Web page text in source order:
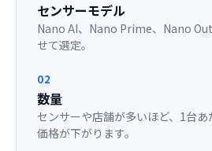
センサーモデル
Nano AI、Nano Prime、Nano
せて選定。
02
数量
センサーや店舗が多いほど、1台
価格が下がります。